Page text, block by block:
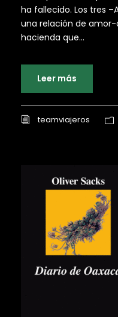
ha fallecido. Los tres
una relación de amor-
hacienda que...
Leer más
teamviajeros